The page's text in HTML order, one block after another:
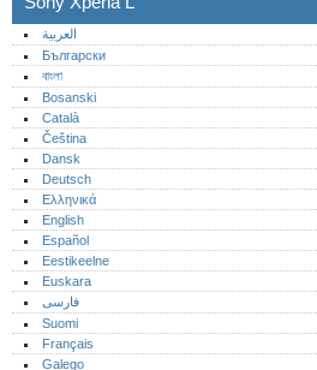
العربية
Български
বাংলা
Bosanski
Català
Čeština
Dansk
Deutsch
Ελληνικά
English
Español
Eestikeelne
Euskara
فارسی
Suomi
Français
Galego